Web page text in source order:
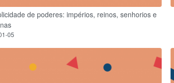
de poderes: impérios, reinos, senhorios e
05